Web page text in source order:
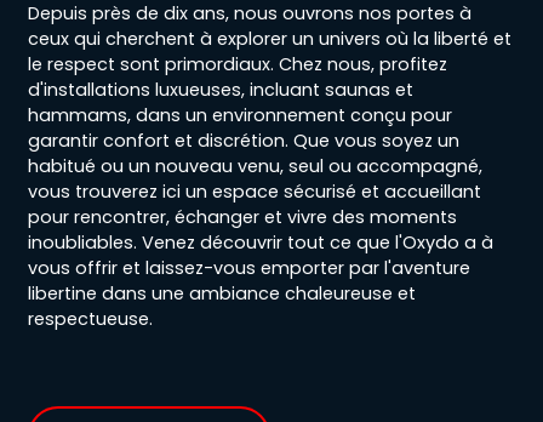
Depuis près de dix ans, nous ouvrons nos portes à
ceux qui cherchent à explorer un univers où la liberté et
le respect sont primordiaux. Chez nous, profitez
d'installations luxueuses, incluant saunas et
hammams, dans un environnement conçu pour
garantir confort et discrétion. Que vous soyez un
habitué ou un nouveau venu, seul ou accompagné,
vous trouverez ici un espace sécurisé et accueillant
pour rencontrer, échanger et vivre des moments
inoubliables. Venez découvrir tout ce que l'Oxydo a à
vous offrir et laissez-vous emporter par l'aventure
libertine dans une ambiance chaleureuse et
respectueuse.